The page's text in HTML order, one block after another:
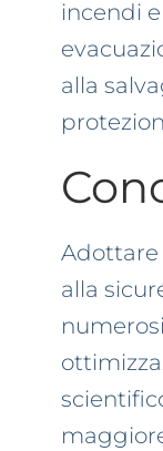
incendi
alla
alla